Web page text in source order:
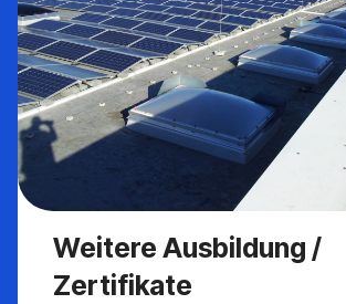
Weitere Ausbildung /
Zertifikate